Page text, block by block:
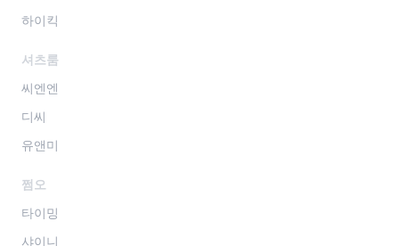
하이킥
셔츠룸
씨엔엔
디씨
유앤미
쩜오
타이밍
샤이니